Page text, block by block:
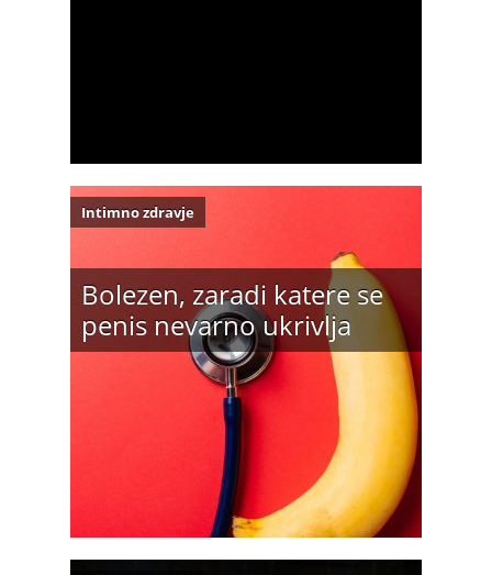
Bolezen, zaradi katere se
penis nevarno ukrivlja
Intimno zdravje